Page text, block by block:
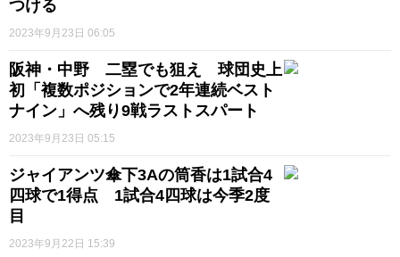
つける
2023年9月23日 06:05
阪神・中野 二塁でも狙え 球団史上
初「複数ポジションで2年連続ベスト
ナイン」へ残り9戦ラストスパート
2023年9月23日 05:15
ジャイアンツ傘下3Aの筒香は1試合4
四球で1得点 1試合4四球は今季2度
目
2023年9月22日 15:39